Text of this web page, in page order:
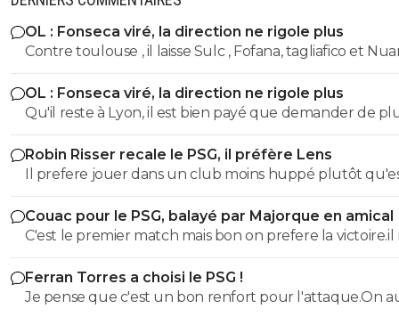
OL : Fonseca viré, la direction ne rigole plus
Contre toulouse , il laisse Sulc , Fofana, tagliafico et
sur le banc... de plus avec son délire de foutre Endrick
aillier, tu te tapes l'autre plot nullissime de
Voila voila
OL : Fonseca viré, la direction ne rigole plus
Qu'il reste à Lyon, il est bien payé que demander de
Robin Risser recale le PSG, il préfère Lens
Il prefere jouer dans un club moins huppé plutôt
de réussir dans un top club.C'est un choix
Couac pour le PSG, balayé par Majorque en amical
C'est le premier match mais bon on prefere la victoire.il
faut pas en faire tout un plat non plus vu le nombre
joueurs absents.Mais ceux qui esperent avoir du
jeu n'ont pas brillé
Ferran Torres a choisi le PSG !
Je pense que c'est un bon renfort pour l'attaque.On